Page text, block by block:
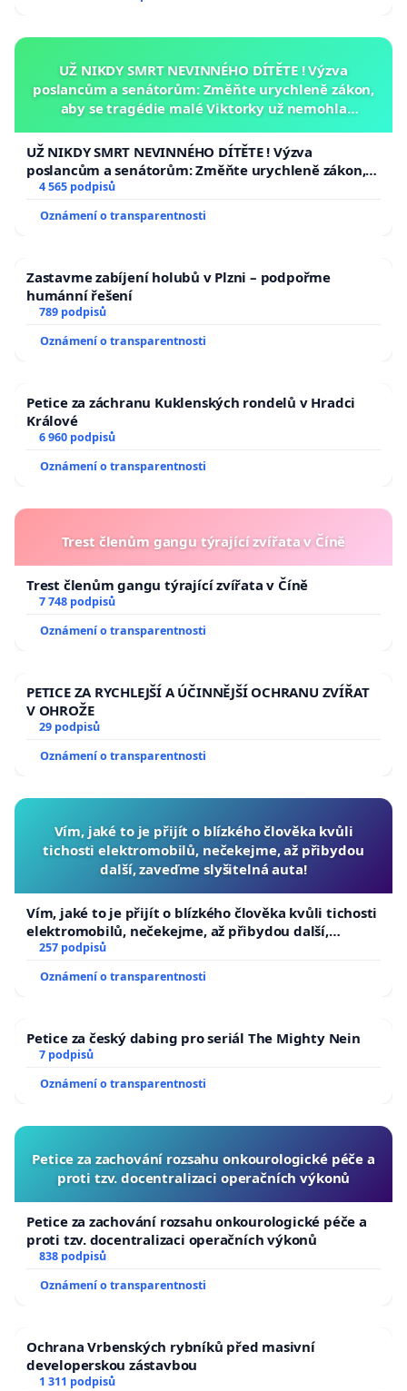
UŽ NIKDY SMRT NEVINNÉHO DÍTĚTE ! Výzva
poslancům a senátorům: Změňte urychleně zákon,
aby se tragédie malé Viktorky už nemohla
UŽ NIKDY SMRT NEVINNÉHO DÍTĚTE ! Výzva
poslancům a senátorům: Změňte urychleně zákon,
aby se tragédie malé Viktorky už nemohla opakovat!
4 565 podpisů
Oznámení o transparentnosti
Zastavme zabíjení holubů v Plzni – podpořme
humánní řešení
789 podpisů
Oznámení o transparentnosti
Petice za záchranu Kuklenských rondelů v Hradci
Králové
6 960 podpisů
Oznámení o transparentnosti
Trest členům gangu týrající zvířata v Číně
Trest členům gangu týrající zvířata v Číně
7 748 podpisů
Oznámení o transparentnosti
PETICE ZA RYCHLEJŠÍ A ÚČINNĚJŠÍ OCHRANU ZVÍŘAT
V OHROŽE
29 podpisů
Oznámení o transparentnosti
Vím, jaké to je přijít o blízkého člověka kvůli
tichosti elektromobilů, nečekejme, až přibydou
další, zaveďme slyšitelná auta!
Vím, jaké to je přijít o blízkého člověka kvůli tichosti
elektromobilů, nečekejme, až přibydou další,
zaveďme slyšitelná auta!
257 podpisů
Oznámení o transparentnosti
Petice za český dabing pro seriál The Mighty Nein
7 podpisů
Oznámení o transparentnosti
Petice za zachování rozsahu onkourologické péče a
proti tzv. docentralizaci operačních výkonů
Petice za zachování rozsahu onkourologické péče a
proti tzv. docentralizaci operačních výkonů
838 podpisů
Oznámení o transparentnosti
Ochrana Vrbenských rybníků před masivní
developerskou zástavbou
1 311 podpisů